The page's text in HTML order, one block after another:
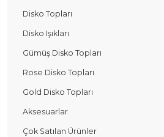
Disko Topları
Disko Işıkları
Gümüş Disko Topları
Rose Disko Topları
Gold Disko Topları
Aksesuarlar
Çok Satılan Ürünler